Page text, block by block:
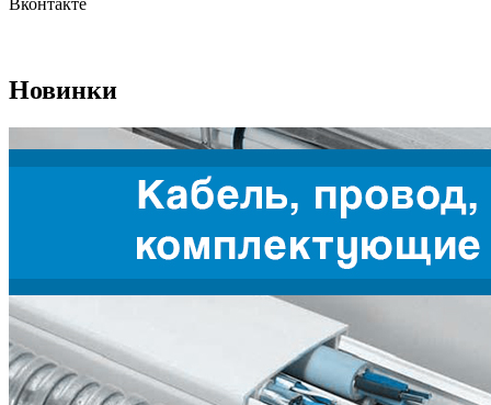
Вконтакте
Новинки